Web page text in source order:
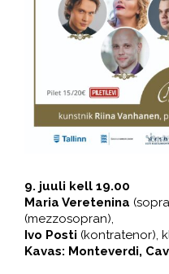
9. juuli kell 19.00
Maria Veretenina
(mezzosopran),
Ivo Posti (kontratenor),
Kavas: Monteverdi,